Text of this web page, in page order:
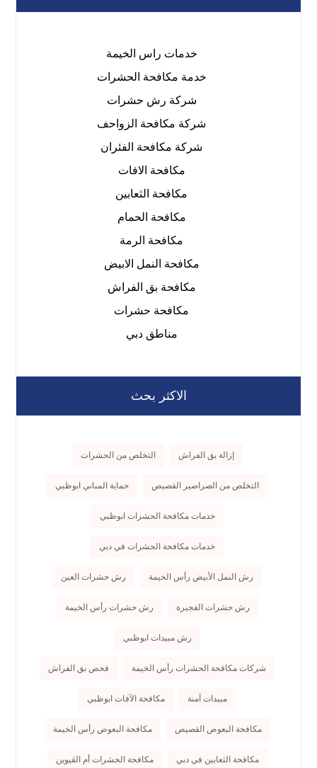
خدمات راس الخيمة
خدمة مكافحة الحشرات
شركة رش حشرات
شركة مكافحة الزواحف
شركة مكافحة الفئران
مكافحة الافات
مكافحة الثعابين
مكافحة الحمام
مكافحة الرمة
مكافحة النمل الابيض
مكافحة بق الفراش
مكافحة حشرات
مناطق دبي
الاكثر بحث
إزالة بق الفراش التخلص من الحشرات
التخلص من الصراصير القصيص حماية المباني ابوظبي
خدمات مكافحة الحشرات ابوظبي
خدمات مكافحة الحشرات في دبي
رش النمل الأبيض رأس الخيمة رش حشرات العين
رش حشرات الفجيرة رش حشرات رأس الخيمة
رش مبيدات ابوظبي
شركات مكافحة الحشرات رأس الخيمة فحص بق الفراش
مبيدات آمنة مكافحة الآفات ابوظبي
مكافحة البعوض القصيص مكافحة البعوض رأس الخيمة
مكافحة الثعابين في دبي مكافحة الحشرات أم القيوين